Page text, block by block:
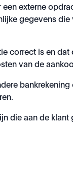
externe
gegevens
correct is en
van de
die aan de klant